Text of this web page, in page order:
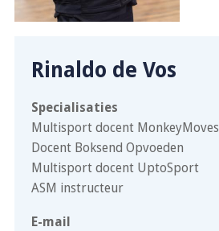
Rinaldo de Vos
Specialisaties
Multisport docent MonkeyMoves
Docent Boksend Opvoeden
Multisport docent UptoSport
ASM instructeur
E-mail